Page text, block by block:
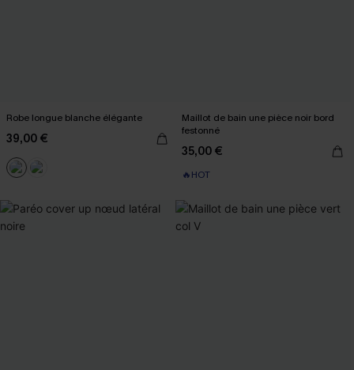
Robe longue blanche élégante
39,00 €
Maillot de bain une pièce noir bord
festonné
35,00 €
🔥HOT